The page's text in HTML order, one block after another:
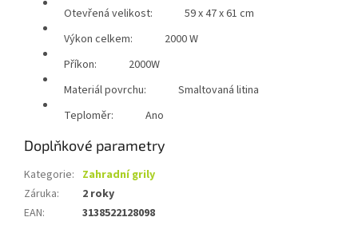
Otevřená velikost:
59 x 47 x 61 cm
Výkon celkem:
2000 W
Příkon:
2000W
Materiál povrchu:
Smaltovaná litina
Teploměr:
Ano
Doplňkové parametry
Kategorie: Zahradní grily
Záruka:
2 roky
EAN: 3138522128098